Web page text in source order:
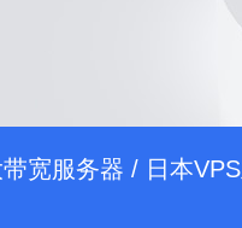
带宽服务器 / 日本